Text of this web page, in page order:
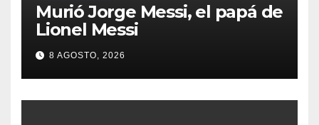
Murió Jorge Messi, el papá de
Lionel Messi
8 AGOSTO, 2026